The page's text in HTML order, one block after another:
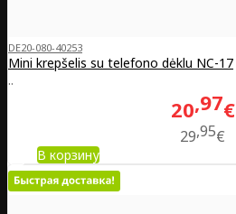
DE20-080-40253
Mini krepšelis su telefono dėklu NC-17
..
20 97€
29 95€
В корзину